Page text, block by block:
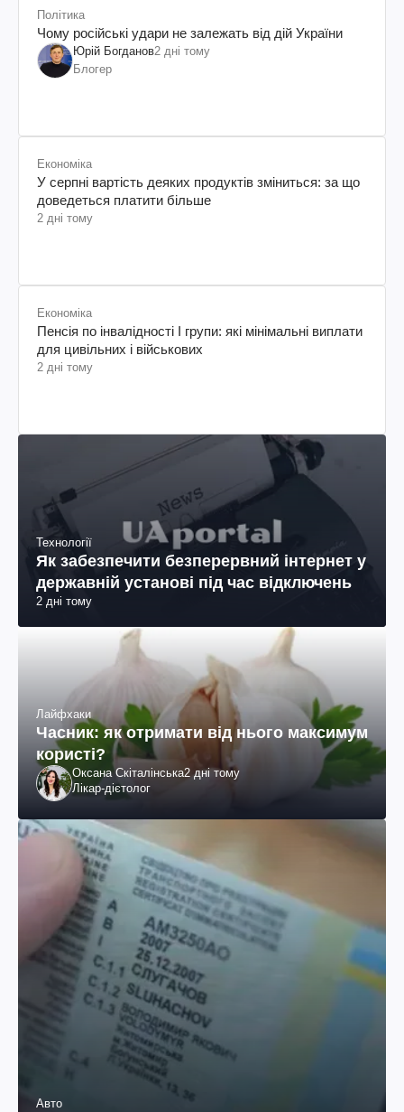
Політика
Чому російські удари не залежать від дій України
Юрій Богданов2 дні тому
Блогер
Економіка
У серпні вартість деяких продуктів зміниться: за що
доведеться платити більше
2 дні тому
Економіка
Пенсія по інвалідності I групи: які мінімальні виплати
для цивільних і військових
2 дні тому
Технології
Як забезпечити безперервний інтернет у
державній установі під час відключень
2 дні тому
Лайфхаки
Часник: як отримати від нього максимум
користі?
Оксана Скіталінська2 дні тому
Лікар-дієтолог
Авто